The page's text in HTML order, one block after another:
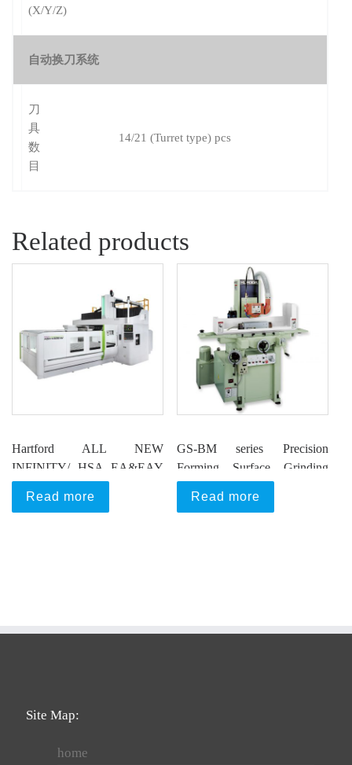
(X/Y/Z)
自动换刀系统
刀
具
数
目
14/21 (Turret type) pcs
Related products
Hartford ALL NEW
INFINITY/ HSA EA&EAY
series
Read more
GS-BM series Precision
Forming Surface Grinding
Machine
Read more
Site Map:
home